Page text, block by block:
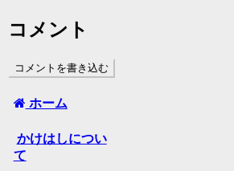
コメント
コメントを書き込む
ホーム
かけはしについ
て